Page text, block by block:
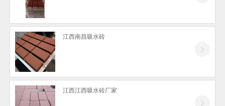
江西南昌吸水砖
江西江西吸水砖厂家